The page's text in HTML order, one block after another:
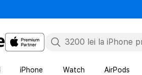
iPhone Watch AirPods